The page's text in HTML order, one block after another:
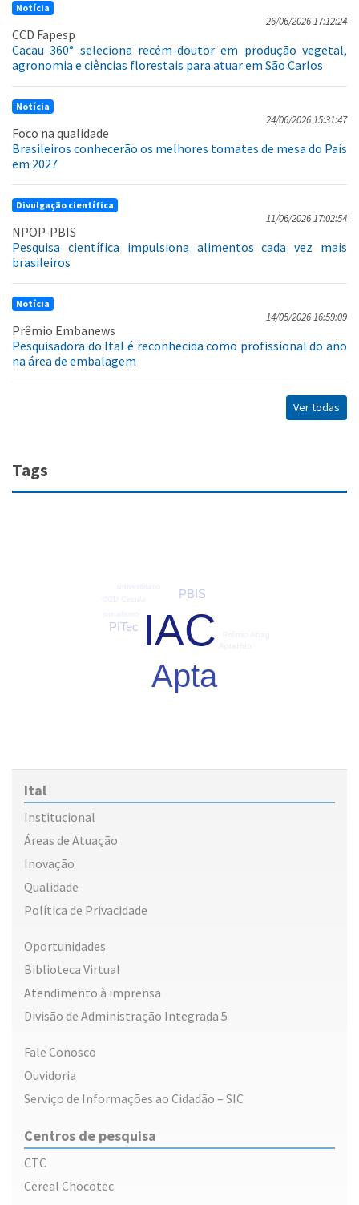
Notícia
26/06/2026 17:12:24
CCD Fapesp
Cacau 360° seleciona recém-doutor em produção vegetal,
agronomia e ciências florestais para atuar em São Carlos
Notícia
24/06/2026 15:31:47
Foco na qualidade
Brasileiros conhecerão os melhores tomates de mesa do País
em 2027
Divulgação científica
11/06/2026 17:02:54
NPOP-PBIS
Pesquisa científica impulsiona alimentos cada vez mais
brasileiros
Notícia
14/05/2026 16:59:09
Prêmio Embanews
Pesquisadora do Ital é reconhecida como profissional do ano
na área de embalagem
Ver todas
Tags
IAC
Apta
PBIS
PITec
Ital
Institucional
Áreas de Atuação
Inovação
Qualidade
Política de Privacidade
Oportunidades
Biblioteca Virtual
Atendimento à imprensa
Divisão de Administração Integrada 5
Fale Conosco
Ouvidoria
Serviço de Informações ao Cidadão – SIC
Centros de pesquisa
CTC
Cereal Chocotec